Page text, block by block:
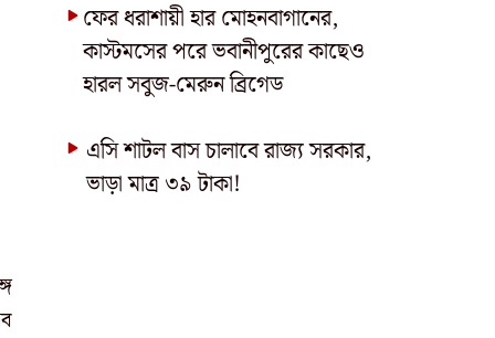
ফের ধরাশায়ী হার মোহনবাগানের,
কাস্টমসের পরে ভবানীপুরের কাছেও
হারল সবুজ-মেরুন ব্রিগেড
এসি শাটল বাস চালাবে রাজ্য সরকার,
ভাড়া মাত্র ৩৯ টাকা!